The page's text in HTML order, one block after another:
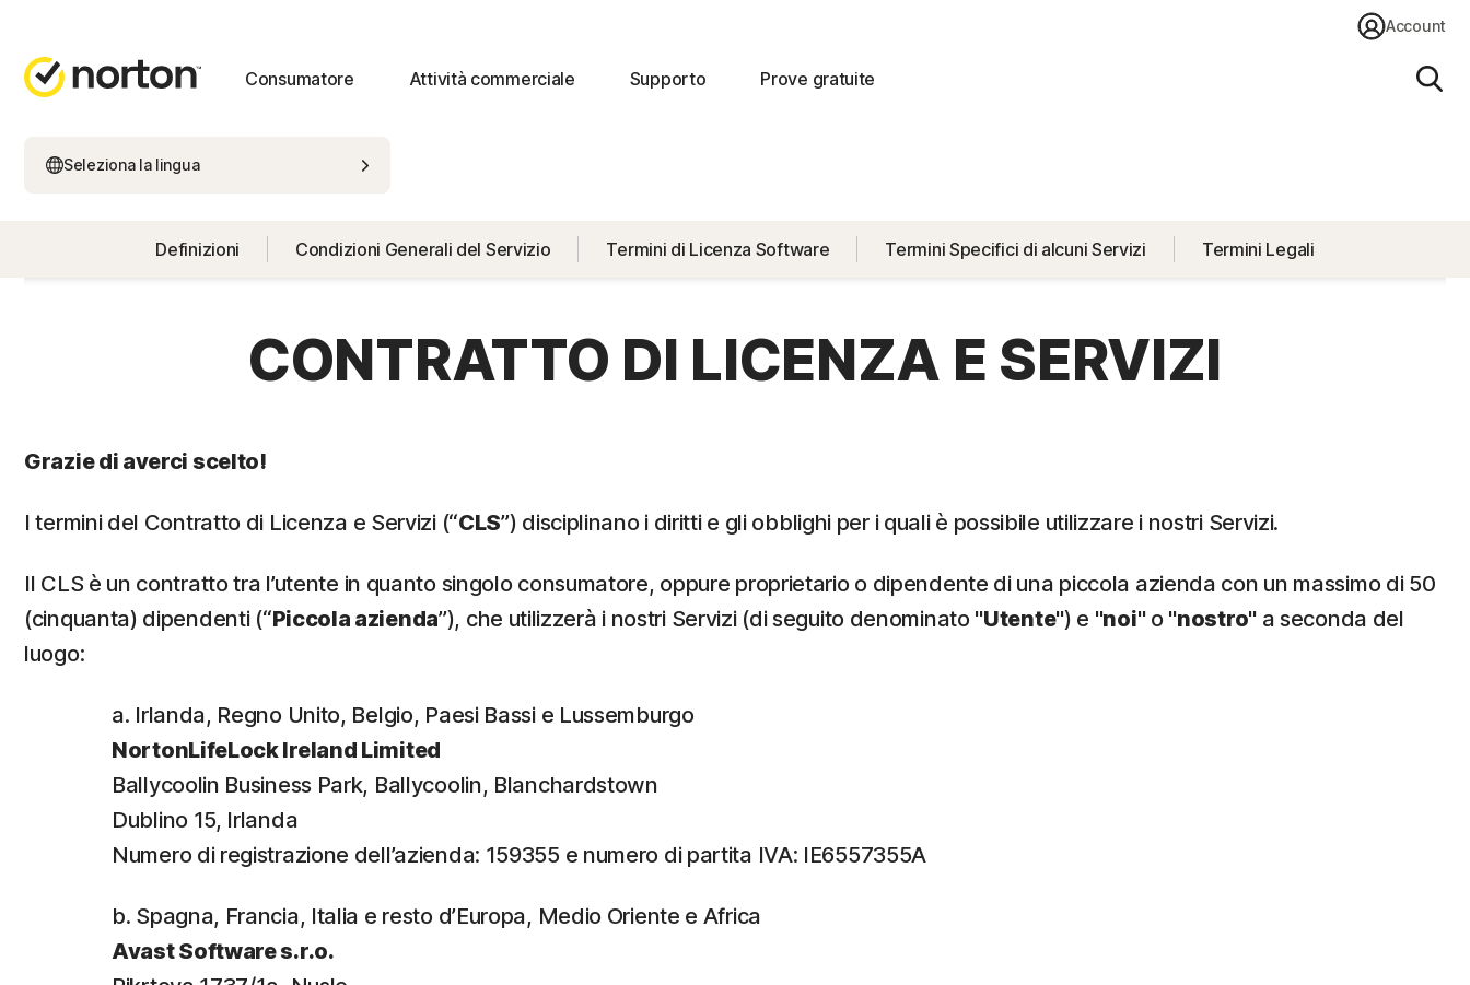
Account
Consumatore Attività commerciale Supporto Prove gratuite
Seleziona la lingua
Definizioni Condizioni Generali del Servizio Termini di Licenza Software Termini Specifici di alcuni Servizi Termini Legali
CONTRATTO DI LICENZA E SERVIZI
Grazie di averci scelto!
I termini del Contratto di Licenza e Servizi (“CLS”) disciplinano i diritti e gli obblighi per i quali è possibile utilizzare i nostri Servizi.
Il CLS è un contratto tra l’utente in quanto singolo consumatore, oppure proprietario o dipendente di una piccola azienda con un massimo di 50
(cinquanta) dipendenti (“Piccola azienda”), che utilizzerà i nostri Servizi (di seguito denominato "Utente") e "noi" o "nostro" a seconda del
luogo:
a. Irlanda, Regno Unito, Belgio, Paesi Bassi e Lussemburgo
NortonLifeLock Ireland Limited
Ballycoolin Business Park, Ballycoolin, Blanchardstown
Dublino 15, Irlanda
Numero di registrazione dell’azienda: 159355 e numero di partita IVA: IE6557355A
b. Spagna, Francia, Italia e resto d’Europa, Medio Oriente e Africa
Avast Software s.r.o.